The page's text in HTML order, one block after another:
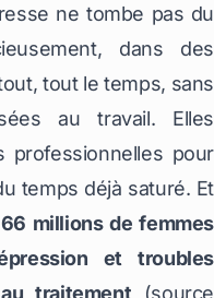
ne tombe pas du
dans des
tout le temps, sans
au travail. Elles
professionnelles pour
temps déjà saturé. Et
millions de femmes
et troubles